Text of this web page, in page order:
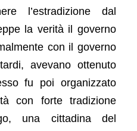
l’estradizione dal
la verità il governo
con il governo
avevano ottenuto
fu poi organizzato
con forte tradizione
una cittadina del